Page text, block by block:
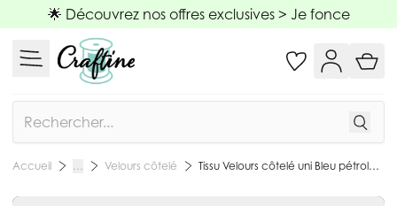
Allez au contenu
🌟 Découvrez nos offres exclusives > Je fonce
Accueil … Velours côtelé Tissu Velours côtelé uni Bleu pétrole - Par 10 cm